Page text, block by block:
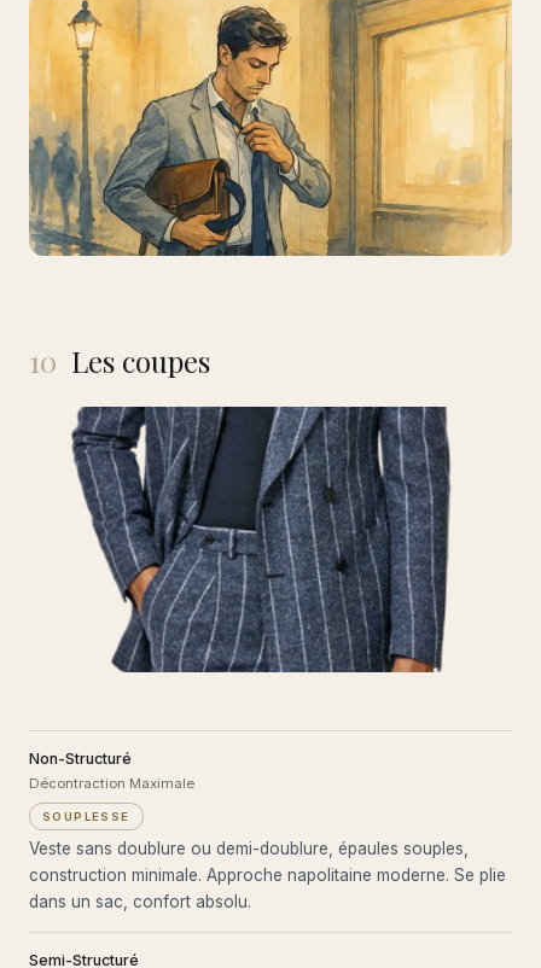
10 Les coupes
Non-Structuré
Décontraction Maximale
SOUPLESSE
Veste sans doublure ou demi-doublure, épaules souples,
construction minimale. Approche napolitaine moderne. Se plie
dans un sac, confort absolu.
Semi-Structuré